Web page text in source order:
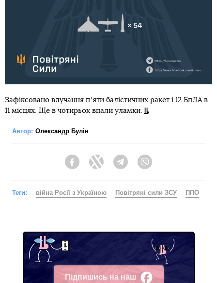
Зафіксовано влучання пʼяти балістичних ракет і 12 БпЛА в
11 місцях. Ще в чотирьох впали уламки.
Автор: Олександр Булін
FacebookTwitter Telegram
Теги: війна Росії з Україною Повітряні сили ЗСУ ППО
Підпишись на наш